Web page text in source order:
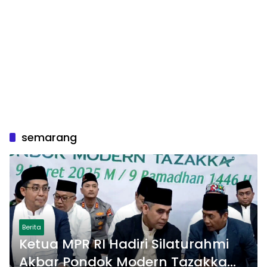
semarang
Berita
Ketua MPR RI Hadiri Silaturahmi
Akbar Pondok Modern Tazakka